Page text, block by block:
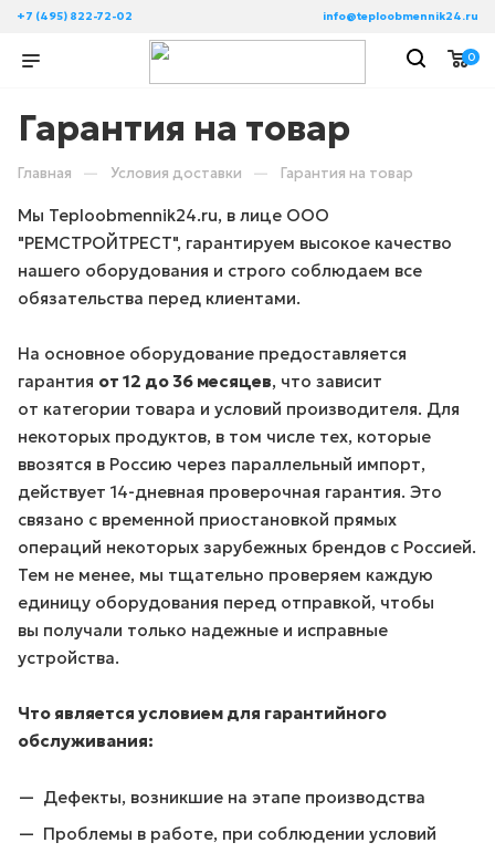
+7 (495) 822-72-02 info@teploobmennik24.ru
0
Гарантия на товар
Главная — Условия доставки — Гарантия на товар
Мы Teploobmennik24.ru, в лице ООО
"РЕМСТРОЙТРЕСТ", гарантируем высокое качество
нашего оборудования и строго соблюдаем все
обязательства перед клиентами.
На основное оборудование предоставляется
гарантия от 12 до 36 месяцев, что зависит
от категории товара и условий производителя. Для
некоторых продуктов, в том числе тех, которые
ввозятся в Россию через параллельный импорт,
действует 14-дневная проверочная гарантия. Это
связано с временной приостановкой прямых
операций некоторых зарубежных брендов с Россией.
Тем не менее, мы тщательно проверяем каждую
единицу оборудования перед отправкой, чтобы
вы получали только надежные и исправные
устройства.
Что является условием для гарантийного
обслуживания:
Дефекты, возникшие на этапе производства
Проблемы в работе, при соблюдении условий